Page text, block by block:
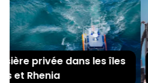
privée dans les îles
et Rhenia